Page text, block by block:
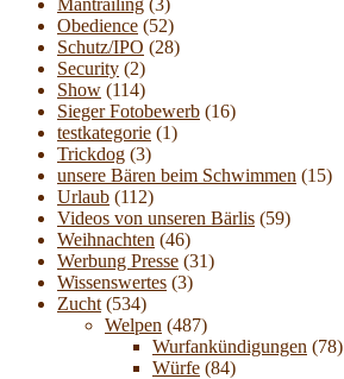
Obedience (52)
Schutz/IPO (28)
Security (2)
Show (114)
Sieger Fotobewerb (16)
testkategorie (1)
Trickdog (3)
unsere Bären beim Schwimmen (15)
Urlaub (112)
Videos von unseren Bärlis (59)
Weihnachten (46)
Werbung Presse (31)
Wissenswertes (3)
Zucht (534)
Welpen (487)
Wurfankündigungen (78)
Würfe (84)